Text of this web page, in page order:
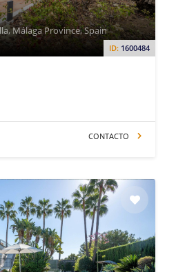
ID: 1600484
Málaga Province, Spain
CONTACTO